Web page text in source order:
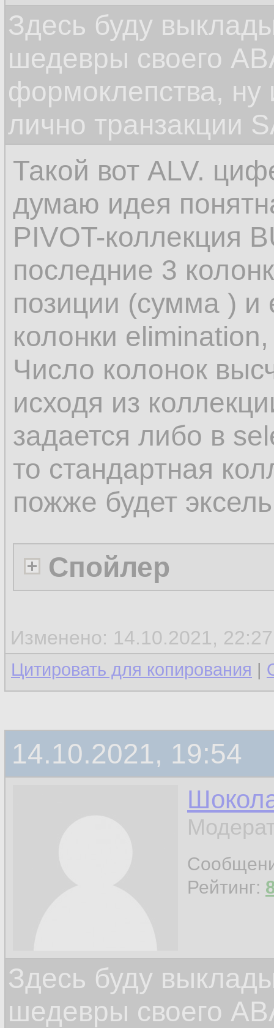
Здесь буду
шедевры своего
формоклепства,
лично транзакции
Такой вот ALV.
думаю идея
PIVOT-коллекция
последние 3
позиции (сумма ) и
колонки
Число колонок
исходя из
задается либо в
то стандартная
пожже будет эксель
Спойлер
Изменено: 14.10.2021,
Цитировать для копирования |
14.10.2021, 19:54
Рейтинг:
Здесь буду
шедевры своего